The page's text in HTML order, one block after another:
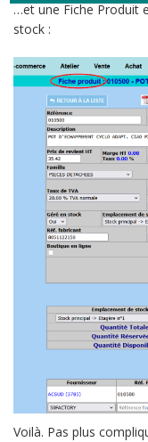
…et une Fiche Produit
stock :
Voilà. Pas plus